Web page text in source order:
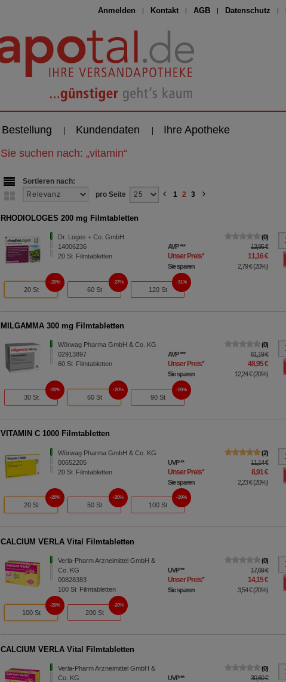
Anmelden Kontakt AGB Datenschutz
Bestellung Kundendaten Ihre Apotheke
Sie suchen nach: „vitamin“
Sortieren nach:
pro Seite
1 2 3
RHODIOLOGES 200 mg Filmtabletten
Dr. Loges + Co. GmbH
14006236
20St Filmtabletten
0
AVP*** 13,95 €
Unser Preis* 11,16 €
Sie sparen 2,79 €(20%)
20 St
20%
60 St
27%
120 St
31%
MILGAMMA 300 mg Filmtabletten
Wörwag Pharma GmbH & Co. KG
02913897
60St Filmtabletten
0
AVP*** 61,19 €
Unser Preis* 48,95 €
Sie sparen 12,24 €(20%)
30 St
20%
60 St
20%
90 St
20%
VITAMIN C 1000 Filmtabletten
Wörwag Pharma GmbH & Co. KG
00652205
20St Filmtabletten
2
UVP** 11,14 €
Unser Preis* 8,91 €
Sie sparen 2,23 €(20%)
20 St
20%
50 St
20%
100 St
20%
CALCIUM VERLA Vital Filmtabletten
Verla-Pharm Arzneimittel GmbH &
Co. KG
00828383
100St Filmtabletten
0
UVP** 17,69 €
Unser Preis* 14,15 €
Sie sparen 3,54 €(20%)
100 St
20%
200 St
20%
CALCIUM VERLA Vital Filmtabletten
Verla-Pharm Arzneimittel GmbH &
Co. KG
0
UVP** 30,60 €